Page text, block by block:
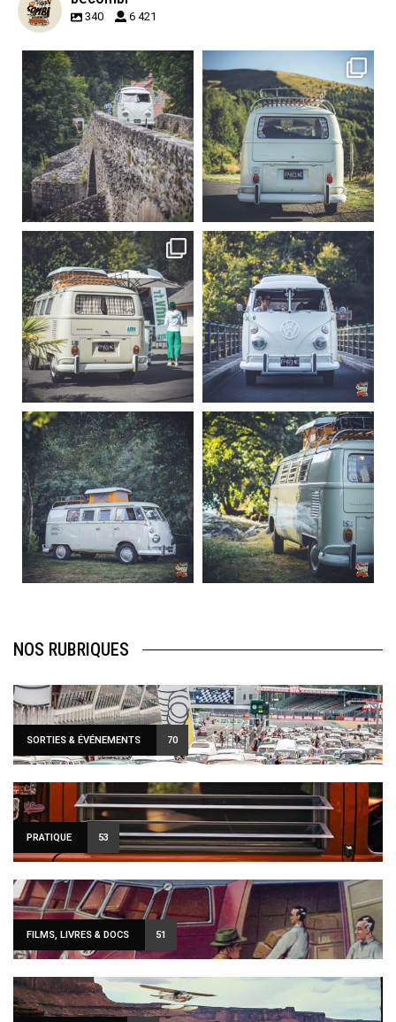
340 6 421
becombi
Sep 15
219
3
Sep 12
216
3
becombi
Sep 10
220
4
becombi
Août 10
177
0
becombi
Août 10
120
0
becombi
Août 10
108
0
NOS RUBRIQUES
SORTIES & ÉVÉNEMENTS 70
PRATIQUE 53
FILMS, LIVRES & DOCS 51